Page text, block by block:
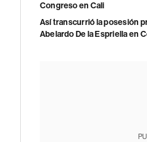
Congreso en Cali
Así transcurrió la posesión
Abelardo De la Espriella en